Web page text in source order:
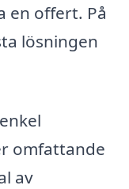
en offert. På
lösningen
omfattande
av